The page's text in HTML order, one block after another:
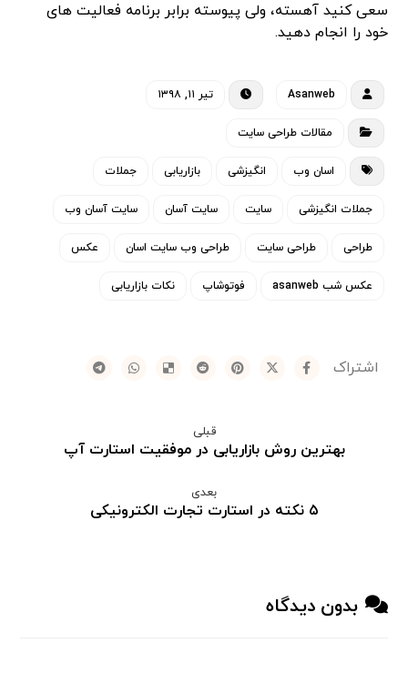
سعی کنید آهسته، ولی پیوسته برابر برنامه فعالیت های
خود را انجام دهید.
Asanweb تیر ۱۱, ۱۳۹۸
مقالات طراحی سایت
اسان وب انگیزشی بازاریابی جملات
جملات انگیزشی سایت سایت آسان سایت آسان وب
طراحی طراحی سایت طراحی وب سایت اسان عکس
عکس شب asanweb فوتوشاپ نکات بازاریابی
قبلی
بهترین روش بازاریابی در موفقیت استارت آپ
بعدی
۵ نکته در استارت تجارت الکترونیکی
بدون دیدگاه